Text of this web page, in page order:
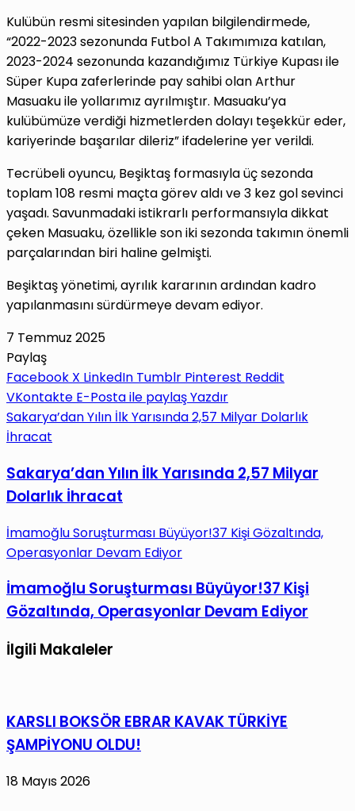
Kulübün resmi sitesinden yapılan bilgilendirmede,
“2022-2023 sezonunda Futbol A Takımımıza katılan,
2023-2024 sezonunda kazandığımız Türkiye Kupası ile
Süper Kupa zaferlerinde pay sahibi olan Arthur
Masuaku ile yollarımız ayrılmıştır. Masuaku’ya
kulübümüze verdiği hizmetlerden dolayı teşekkür eder,
kariyerinde başarılar dileriz” ifadelerine yer verildi.
Tecrübeli oyuncu, Beşiktaş formasıyla üç sezonda
toplam 108 resmi maçta görev aldı ve 3 kez gol sevinci
yaşadı. Savunmadaki istikrarlı performansıyla dikkat
çeken Masuaku, özellikle son iki sezonda takımın önemli
parçalarından biri haline gelmişti.
Beşiktaş yönetimi, ayrılık kararının ardından kadro
yapılanmasını sürdürmeye devam ediyor.
7 Temmuz 2025
Paylaş
Facebook X LinkedIn Tumblr Pinterest Reddit
VKontakte E-Posta ile paylaşYazdır
Sakarya’dan Yılın İlk Yarısında 2,57 Milyar Dolarlık
İhracat
Sakarya’dan Yılın İlk Yarısında 2,57 Milyar
Dolarlık İhracat
İmamoğlu Soruşturması Büyüyor!37 Kişi Gözaltında,
Operasyonlar Devam Ediyor
İmamoğlu Soruşturması Büyüyor!37 Kişi
Gözaltında, Operasyonlar Devam Ediyor
İlgili Makaleler
KARSLI BOKSÖR EBRAR KAVAK TÜRKİYE
ŞAMPİYONU OLDU!
18 Mayıs 2026